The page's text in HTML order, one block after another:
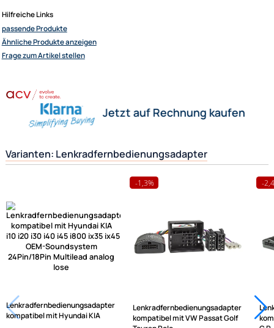
Ergänzende Erklärung:
Wofür wird dieser Adapter eigentlich benötigt ?
Sie besitzen ein neues Fahrzeug z. Bsp. einen Mercedes.
wieder von Ihrem Lenkrad ( Multifunktionslenkrad ) aus steuern können,
benötigen Sie diesen Lenkradfernbedienungsadapter um beides wieder
funktionstüchtig miteinander zu verbinden.
Herstellerinformationen
passende Produkte
Ähnliche Produkte anzeigen
Frage zum Artikel stellen